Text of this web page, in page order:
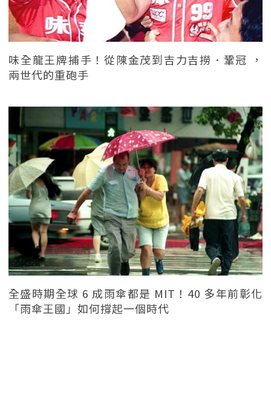
味全龍王牌捕手！從陳金茂到吉力吉撈．鞏冠 ，
兩世代的重砲手
全盛時期全球 6 成雨傘都是 MIT！40 多年前彰化
「雨傘王國」如何撐起一個時代